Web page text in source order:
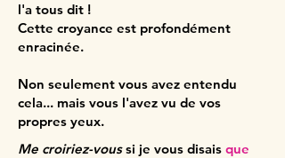
l'a tous dit !
Cette croyance est profondément
enracinée.
Non seulement vous avez entendu
cela... mais vous l'avez vu de vos
propres yeux.
Me croiriez-voussi je vous disais que